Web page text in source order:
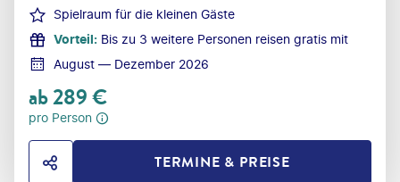
Spielraum für die kleinen Gäste
Vorteil: Bis zu 3 weitere Personen reisen gratis mit
August — Dezember 2026
ab289€
pro Person
HOTEL TEILENTERMINE & PREISE